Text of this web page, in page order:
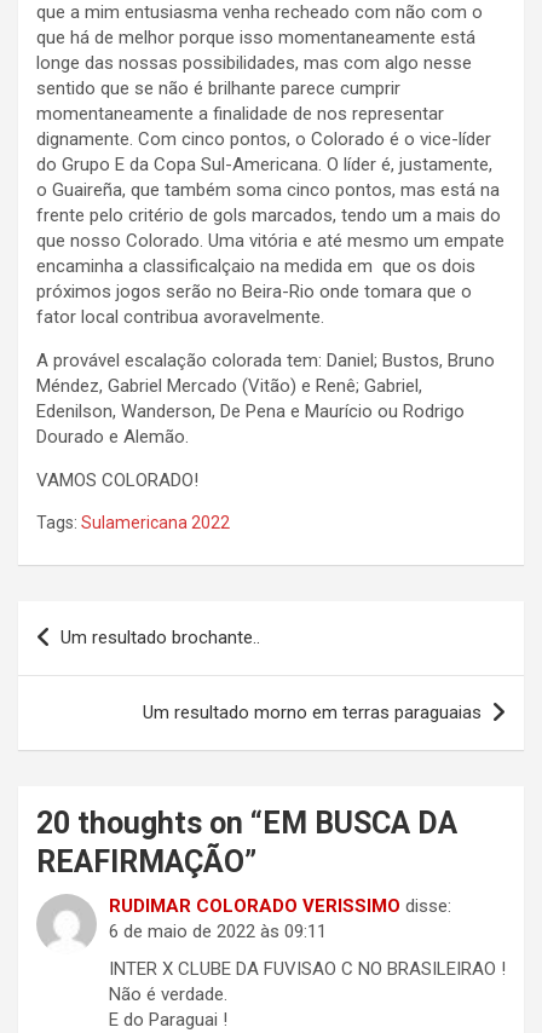
que a mim entusiasma venha recheado com não com o
que há de melhor porque isso momentaneamente está
longe das nossas possibilidades, mas com algo nesse
sentido que se não é brilhante parece cumprir
momentaneamente a finalidade de nos representar
dignamente. Com cinco pontos, o Colorado é o vice-líder
do Grupo E da Copa Sul-Americana. O líder é, justamente,
o Guaireña, que também soma cinco pontos, mas está na
frente pelo critério de gols marcados, tendo um a mais do
que nosso Colorado. Uma vitória e até mesmo um empate
encaminha a classificalçaio na medida em que os dois
próximos jogos serão no Beira-Rio onde tomara que o
fator local contribua avoravelmente.
A provável escalação colorada tem: Daniel; Bustos, Bruno
Méndez, Gabriel Mercado (Vitão) e Renê; Gabriel,
Edenilson, Wanderson, De Pena e Maurício ou Rodrigo
Dourado e Alemão.
VAMOS COLORADO!
Tags: Sulamericana 2022
Navegação
de
Um resultado brochante..
Um resultado morno em terras paraguaias
20 thoughts on “ EM BUSCA DA
REAFIRMAÇÃO”
RUDIMAR COLORADO VERISSIMO disse:
6 de maio de 2022 às 09:11
INTER X CLUBE DA FUVISAO C NO BRASILEIRAO !
Não é verdade.
E do Paraguai !